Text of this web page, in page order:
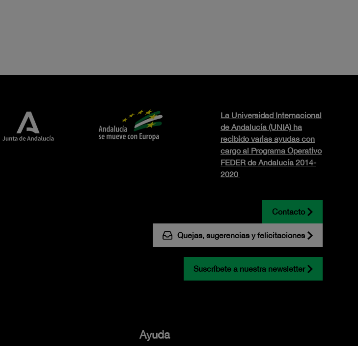
La Universidad Internacional
de Andalucía (UNIA) ha
recibido varias ayudas con
cargo al Programa Operativo
FEDER de Andalucía 2014-
2020
Contacto
Quejas, sugerencias y felicitaciones
Suscríbete a nuestra newsletter
Ayuda